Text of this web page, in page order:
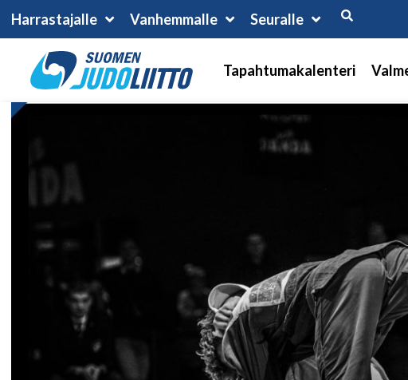
Harrastajalle Vanhemmalle Seuralle
Tapahtumakalenteri